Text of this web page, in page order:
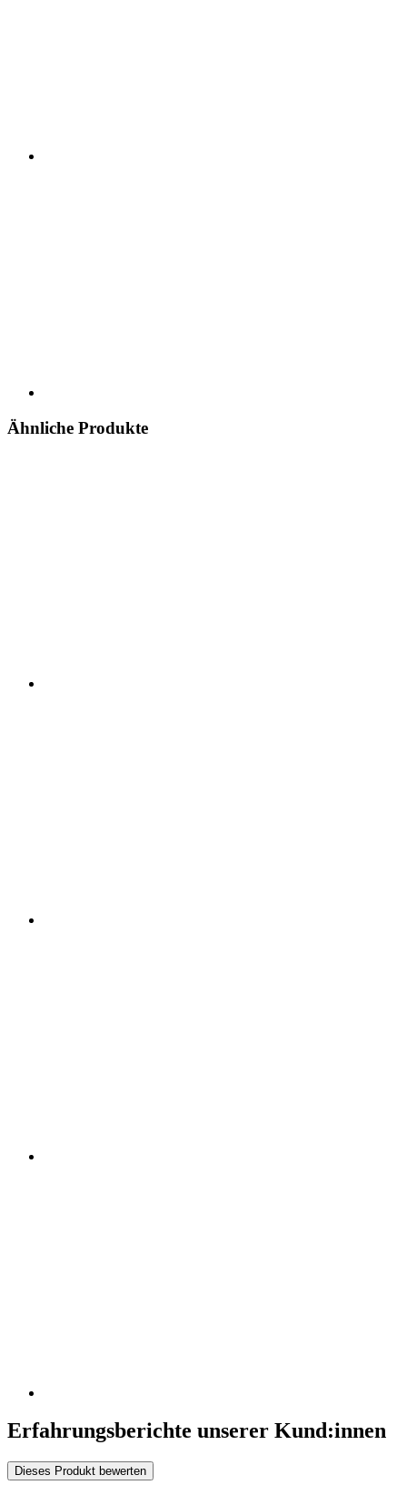
Ähnliche Produkte
Erfahrungsberichte unserer Kund:innen
Dieses Produkt bewerten